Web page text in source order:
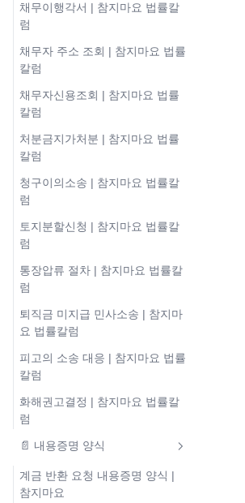
채무이행각서 | 참지마요 법률칼
럼
채무자 주소 조회 | 참지마요 법률
칼럼
채무자신용조회 | 참지마요 법률
칼럼
처분금지가처분 | 참지마요 법률
칼럼
청구이의소송 | 참지마요 법률칼
럼
토지분할신청 | 참지마요 법률칼
럼
통장압류 절차 | 참지마요 법률칼
럼
퇴직금 미지급 민사소송 | 참지마
요 법률칼럼
피고의 소송 대응 | 참지마요 법률
칼럼
화해권고결정 | 참지마요 법률칼
럼
📄 내용증명 양식
계금 반환 요청 내용증명 양식 |
참지마요